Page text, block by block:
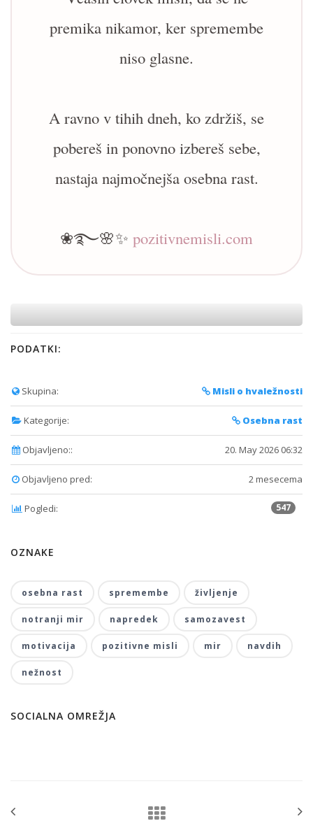
premika nikamor, ker spremembe
niso glasne.
A ravno v tihih dneh, ko zdržiš, se
pobereš in ponovno izbereš sebe,
nastaja najmočnejša osebna rast.
❀࿐🌸✨ pozitivnemisli.com
PODATKI:
Skupina: Misli o hvaležnosti
Kategorije: Osebna rast
Objavljeno:: 20. May 2026 06:32
Objavljeno pred: 2 mesecema
Pogledi: 547
OZNAKE
osebna rast spremembe življenje
notranji mir napredek samozavest
motivacija pozitivne misli mir navdih
nežnost
SOCIALNA OMREŽJA